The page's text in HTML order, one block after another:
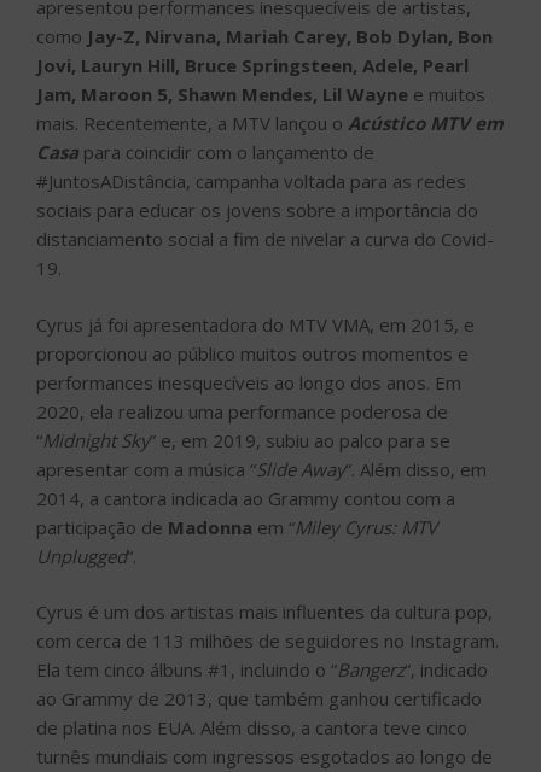
apresentou performances inesquecíveis de artistas,
como Jay-Z, Nirvana, Mariah Carey, Bob Dylan, Bon
Jovi, Lauryn Hill, Bruce Springsteen, Adele, Pearl
Jam, Maroon 5, Shawn Mendes, Lil Wayne e muitos
mais. Recentemente, a MTV lançou o Acústico MTV em
Casa para coincidir com o lançamento de
#JuntosADistância, campanha voltada para as redes
sociais para educar os jovens sobre a importância do
distanciamento social a fim de nivelar a curva do Covid-
19.
Cyrus já foi apresentadora do MTV VMA, em 2015, e
proporcionou ao público muitos outros momentos e
performances inesquecíveis ao longo dos anos. Em
2020, ela realizou uma performance poderosa de
“Midnight Sky” e, em 2019, subiu ao palco para se
apresentar com a música “Slide Away“. Além disso, em
2014, a cantora indicada ao Grammy contou com a
participação de Madonna em “Miley Cyrus: MTV
Unplugged“.
Cyrus é um dos artistas mais influentes da cultura pop,
com cerca de 113 milhões de seguidores no Instagram.
Ela tem cinco álbuns #1, incluindo o “Bangerz“, indicado
ao Grammy de 2013, que também ganhou certificado
de platina nos EUA. Além disso, a cantora teve cinco
turnês mundiais com ingressos esgotados ao longo de